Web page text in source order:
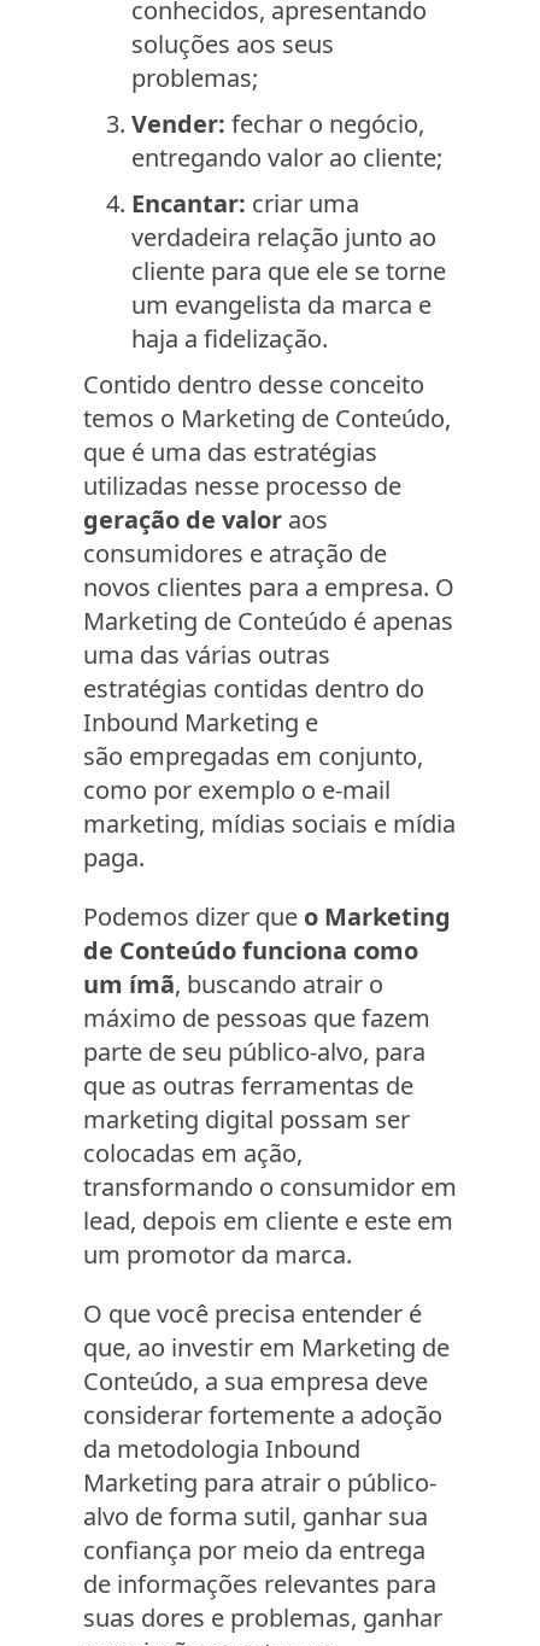
conhecidos, apresentando
soluções aos seus
problemas;
Vender: fechar o negócio,
entregando valor ao cliente;
Encantar: criar uma
verdadeira relação junto ao
cliente para que ele se torne
um evangelista da marca e
haja a fidelização.
Contido dentro desse conceito
temos o Marketing de Conteúdo,
que é uma das estratégias
utilizadas nesse processo de
geração de valor aos
consumidores e atração de
novos clientes para a empresa. O
Marketing de Conteúdo é apenas
uma das várias outras
estratégias contidas dentro do
Inbound Marketing e
são empregadas em conjunto,
como por exemplo o e-mail
marketing, mídias sociais e mídia
paga.
Podemos dizer que o Marketing
de Conteúdo funciona como
um ímã, buscando atrair o
máximo de pessoas que fazem
parte de seu público-alvo, para
que as outras ferramentas de
marketing digital possam ser
colocadas em ação,
transformando o consumidor em
lead, depois em cliente e este em
um promotor da marca.
O que você precisa entender é
que, ao investir em Marketing de
Conteúdo, a sua empresa deve
considerar fortemente a adoção
da metodologia Inbound
Marketing para atrair o público-
alvo de forma sutil, ganhar sua
confiança por meio da entrega
de informações relevantes para
suas dores e problemas, ganhar